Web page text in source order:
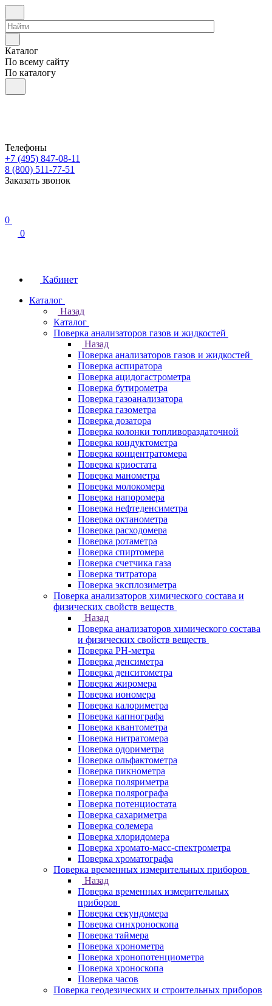
Каталог
По всему сайту
По каталогу
Телефоны
+7 (495) 847-08-11
8 (800) 511-77-51
Заказать звонок
0
0
Кабинет
Каталог
Назад
Каталог
Поверка анализаторов газов и жидкостей
Назад
Поверка анализаторов газов и жидкостей
Поверка аспиратора
Поверка ацидогастрометра
Поверка бутирометра
Поверка газоанализатора
Поверка газометра
Поверка дозатора
Поверка колонки топливораздаточной
Поверка кондуктометра
Поверка концентратомера
Поверка криостата
Поверка манометра
Поверка молокомера
Поверка напоромера
Поверка нефтеденсиметра
Поверка октанометра
Поверка расходомера
Поверка ротаметра
Поверка спиртомера
Поверка счетчика газа
Поверка титратора
Поверка эксплозиметра
Поверка анализаторов химического состава и
физических свойств веществ
Назад
Поверка анализаторов химического состава
и физических свойств веществ
Поверка PH-метра
Поверка денсиметра
Поверка денситометра
Поверка жиромера
Поверка иономера
Поверка калориметра
Поверка капнографа
Поверка квантометра
Поверка нитратомера
Поверка одориметра
Поверка ольфактометра
Поверка пикнометра
Поверка поляриметра
Поверка полярографа
Поверка потенциостата
Поверка сахариметра
Поверка солемера
Поверка хлоридомера
Поверка хромато-масс-спектрометра
Поверка хроматографа
Поверка временных измерительных приборов
Назад
Поверка временных измерительных
приборов
Поверка секундомера
Поверка синхроноскопа
Поверка таймера
Поверка хронометра
Поверка хронопотенциометра
Поверка хроноскопа
Поверка часов
Поверка геодезических и строительных приборов